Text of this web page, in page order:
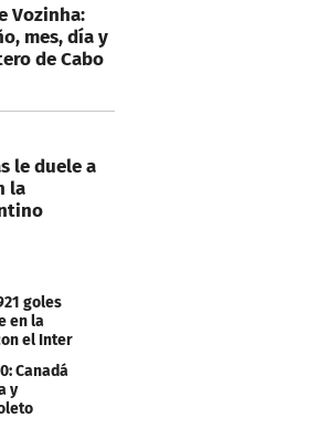
Vozinha:
mes, día y
de Cabo
le duele a
la
goles
en la
el Inter
Canadá
y